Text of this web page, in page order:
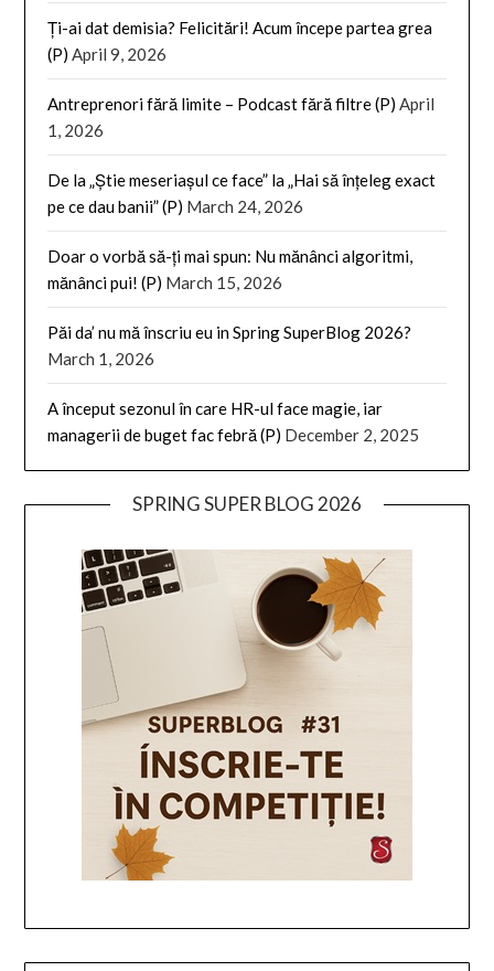
Ți-ai dat demisia? Felicitări! Acum începe partea grea
(P) April 9, 2026
Antreprenori fără limite – Podcast fără filtre (P) April
1, 2026
De la „Știe meseriașul ce face” la „Hai să înțeleg exact
pe ce dau banii” (P) March 24, 2026
Doar o vorbă să-ți mai spun: Nu mănânci algoritmi,
mănânci pui! (P) March 15, 2026
Păi da’ nu mă înscriu eu in Spring SuperBlog 2026?
March 1, 2026
A început sezonul în care HR-ul face magie, iar
managerii de buget fac febră (P) December 2, 2025
SPRING SUPER BLOG 2026